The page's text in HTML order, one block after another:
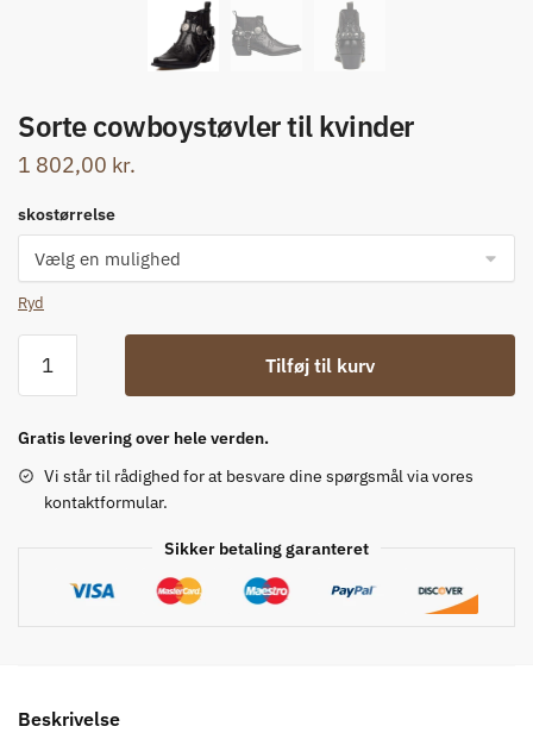
Sorte cowboystøvler til kvinder
1 802,00 kr.
skostørrelse
Ryd
cowboystøvler
kvinder
Tilføj til kurv
Gratis levering over hele verden.
Vi står til rådighed for at besvare dine spørgsmål via vores
kontaktformular.
Sikker betaling garanteret
Beskrivelse